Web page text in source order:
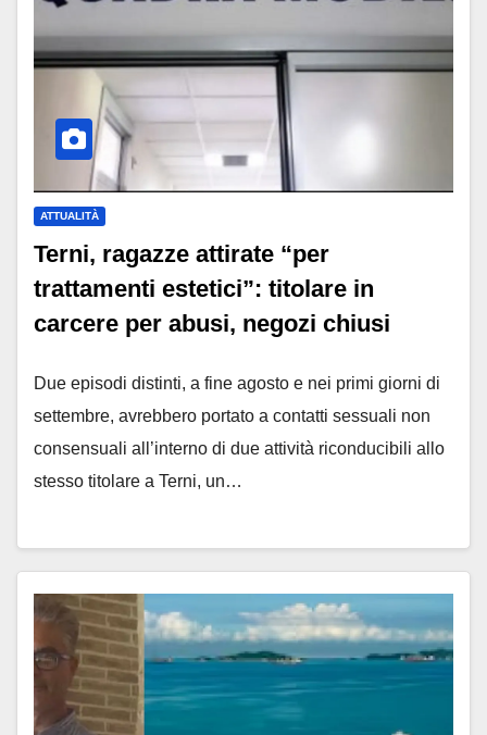
ATTUALITÀ
Terni, ragazze attirate “per
trattamenti estetici”: titolare in
carcere per abusi, negozi chiusi
Due episodi distinti, a fine agosto e nei primi giorni di
settembre, avrebbero portato a contatti sessuali non
consensuali all’interno di due attività riconducibili allo
stesso titolare a Terni, un…